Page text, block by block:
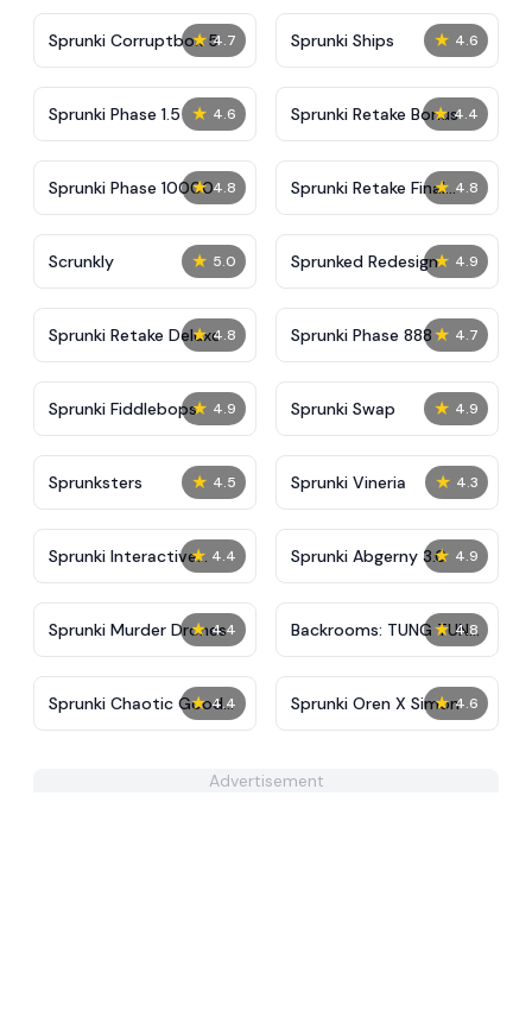
★ 4.7
Sprunki Corruptbox 5 ★ 4.6
Sprunki Ships
★ 4.6
Sprunki Phase 1.5 ★ 4.4
Sprunki Retake Bonus
★ 4.8
Sprunki Phase 10000 ★ 4.8
Sprunki Retake Final
Update
★ 5.0
Scrunkly ★ 4.9
Sprunked Redesign
★ 4.8
Sprunki Retake Deluxe ★ 4.7
Sprunki Phase 888
★ 4.9
Sprunki Fiddlebops ★ 4.9
Sprunki Swap
★ 4.5
Sprunksters ★ 4.3
Sprunki Vineria
★ 4.4
Sprunki Interactive
Tunner
★ 4.9
Sprunki Abgerny 3.0
★ 4.4
Sprunki Murder Drones ★ 4.8
Backrooms: TUNG TUNG
TUNG SAUR
★ 4.4
Sprunki Chaotic Good
Cute
★ 4.6
Sprunki Oren X Simon
Advertisement